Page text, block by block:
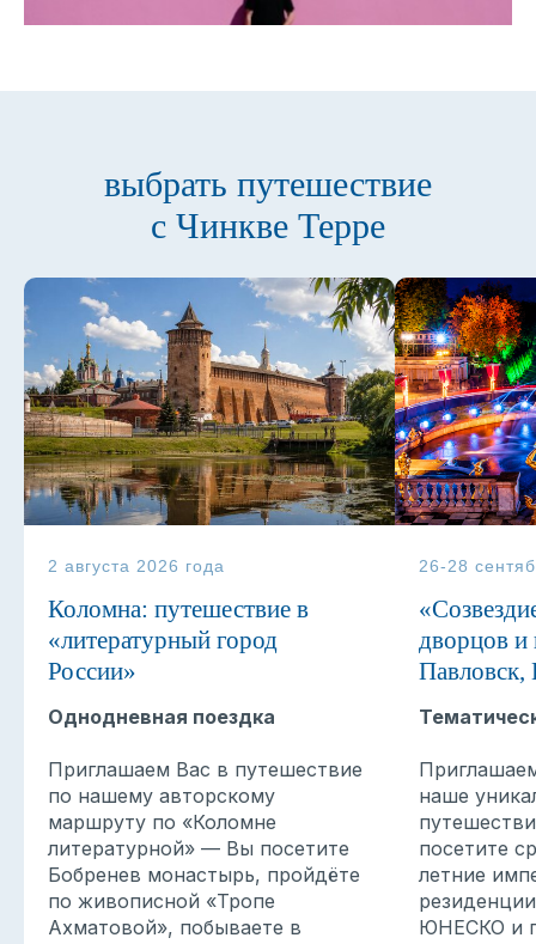
выбрать путешествие
с Чинкве Терре
2 августа 2026 года
Коломна: путешествие в
«литературный город
России»
Однодневная поездка
Приглашаем Вас в путешествие
по нашему авторскому
маршруту по «Коломне
литературной» — Вы посетите
Бобренев монастырь, пройдёте
по живописной «Тропе
Ахматовой», побываете в
26-28
дворцов и
Павловск,
наше
посетите
летние
ЮНЕСКО и
КОНТАКТЫ
+7 906 060-31-60
Написать в MAX
info@5terre.ru